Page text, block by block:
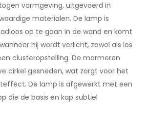
vormgeving, uitgevoerd in
materialen. De lamp is
op te gaan in de wand en komt
hij wordt verlicht, zowel als los
clusteropstelling. De marmeren
cirkel gesneden, wat zorgt voor het
De lamp is afgewerkt met een
die de basis en kap subtiel